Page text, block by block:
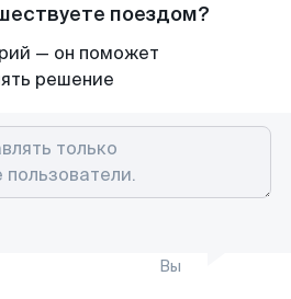
поездом?
— он поможет
решение
Вы